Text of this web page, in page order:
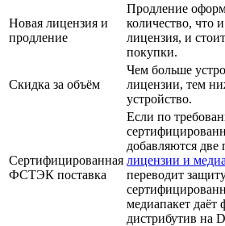
Новая лицензия и
продление
Продление
количество, что
лицензия, и
покупки.
Скидка за объём
Чем больше
лицензии, тем
устройство.
Сертифицированная
ФСТЭК поставка
Если по
добавляются две
лицензии и
переводит
медиапакет даёт
дистрибутив на